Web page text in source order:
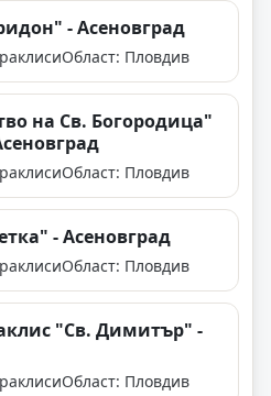
- Асеновград
Област: Пловдив
на Св. Богородица"
Област: Пловдив
- Асеновград
Област: Пловдив
"Св. Димитър" -
Област: Пловдив